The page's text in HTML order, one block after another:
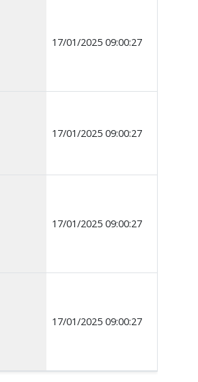
17/01/2025 09:00:27
17/01/2025 09:00:27
17/01/2025 09:00:27
17/01/2025 09:00:27